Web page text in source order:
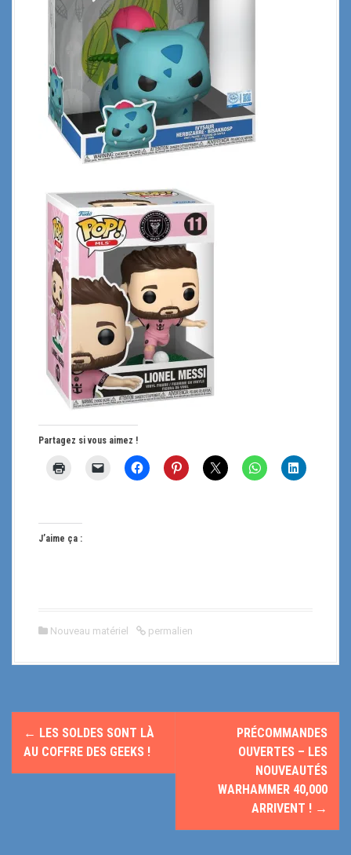
Partagez si vous aimez !
J’aime ça :
Nouveau matériel permalien
N
a
← LES SOLDES SONT LÀ
AU COFFRE DES GEEKS !
PRÉCOMMANDES
OUVERTES – LES
NOUVEAUTÉS
WARHAMMER 40,000
ARRIVENT ! →